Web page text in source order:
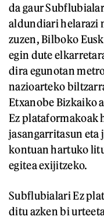
da gaur
aldundiari helarazi
zuzen, Bilboko
egin dute
dira egunotan
nazioarteko
Etxanobe Bizkaiko
Ez plataformakoak
jasangarritasun
kontuan hartuko
egitea exijitzeko.
Subflubialari Ez
ditu azken bi